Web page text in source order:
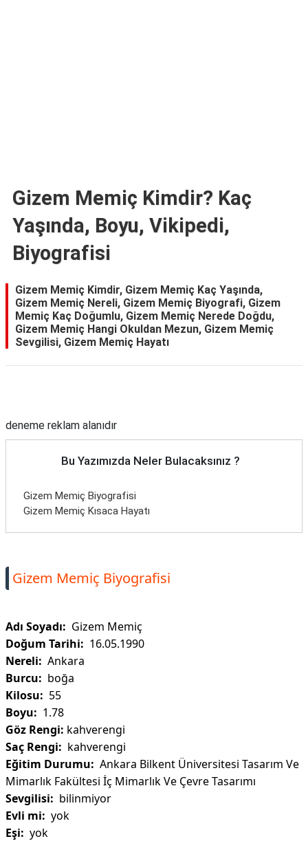
Gizem Memiç Kimdir? Kaç
Yaşında, Boyu, Vikipedi,
Biyografisi
Gizem Memiç Kimdir, Gizem Memiç Kaç Yaşında,
Gizem Memiç Nereli, Gizem Memiç Biyografi, Gizem
Memiç Kaç Doğumlu, Gizem Memiç Nerede Doğdu,
Gizem Memiç Hangi Okuldan Mezun, Gizem Memiç
Sevgilisi, Gizem Memiç Hayatı
deneme reklam alanıdır
Bu Yazımızda Neler Bulacaksınız ?
Gizem Memiç Biyografisi
Gizem Memiç Kısaca Hayatı
Gizem Memiç Biyografisi
Adı Soyadı: Gizem Memiç
Doğum Tarihi: 16.05.1990
Nereli: Ankara
Burcu: boğa
Kilosu: 55
Boyu: 1.78
Göz Rengi: kahverengi
Saç Rengi: kahverengi
Eğitim Durumu: Ankara Bilkent Üniversitesi Tasarım Ve
Mimarlık Fakültesi İç Mimarlık Ve Çevre Tasarımı
Sevgilisi: bilinmiyor
Evli mi: yok
Eşi: yok